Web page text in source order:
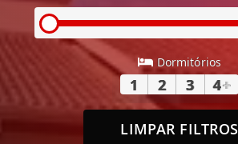
Dormitórios
1 2 3 4+
LIMPAR FILTROS